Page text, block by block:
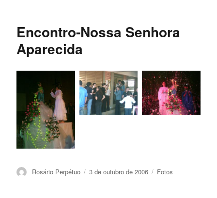
Encontro-Nossa Senhora
Aparecida
Autor
Rosário Perpétuo
Publicado
3 de outubro de 2006 Categorias
Fotos